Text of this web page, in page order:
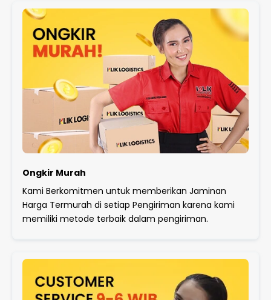
Ongkir Murah
Kami Berkomitmen untuk memberikan Jaminan
Harga Termurah di setiap Pengiriman karena kami
memiliki metode terbaik dalam pengiriman.